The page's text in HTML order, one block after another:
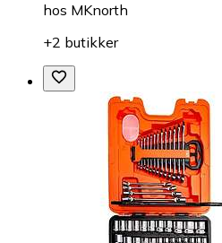
hos MKnorth
+2 butikker